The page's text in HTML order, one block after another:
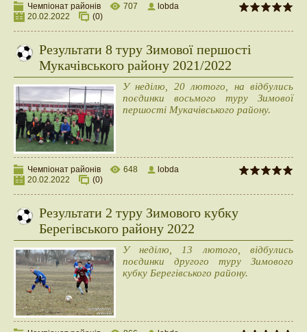
Чемпіонат районів 707
lobda
20.02.2022
(0)
Результати 8 туру Зимової першості
Мукачівського району 2021/2022
У неділю, 20 лютого, на відбулись
поєдинки восьмого туру Зимової
першості Мукачівського району.
Чемпіонат районів 648
lobda
20.02.2022
(0)
Результати 2 туру Зимового кубку
Берегівського району 2022
У неділю, 13 лютого, відбулись
поєдинки другого туру Зимового
кубку Берегівського району.